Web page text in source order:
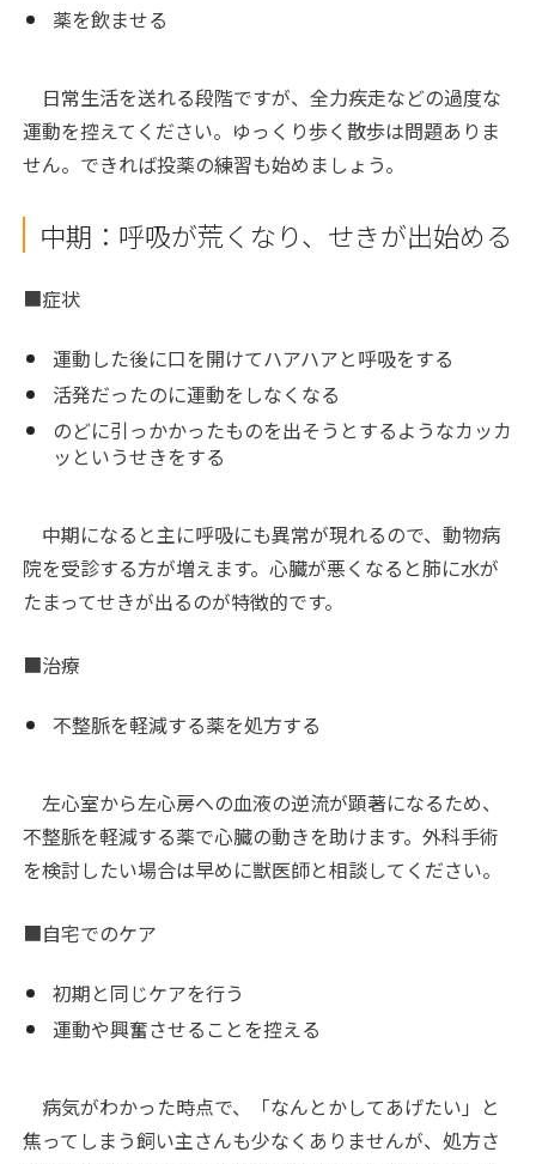
薬を飲ませる
日常生活を送れる段階ですが、全力疾走などの過度な
運動を控えてください。ゆっくり歩く散歩は問題ありま
せん。できれば投薬の練習も始めましょう。
中期：呼吸が荒くなり、せきが出始める
■症状
運動した後に口を開けてハアハアと呼吸をする
活発だったのに運動をしなくなる
のどに引っかかったものを出そうとするようなカッカ
ッというせきをする
中期になると主に呼吸にも異常が現れるので、動物病
院を受診する方が増えます。心臓が悪くなると肺に水が
たまってせきが出るのが特徴的です。
■治療
不整脈を軽減する薬を処方する
左心室から左心房への血液の逆流が顕著になるため、
不整脈を軽減する薬で心臓の動きを助けます。外科手術
を検討したい場合は早めに獣医師と相談してください。
■自宅でのケア
初期と同じケアを行う
運動や興奮させることを控える
病気がわかった時点で、「なんとかしてあげたい」と
焦ってしまう飼い主さんも少なくありませんが、処方さ